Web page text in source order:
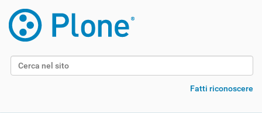
Cerca nel sito
Fatti riconoscere